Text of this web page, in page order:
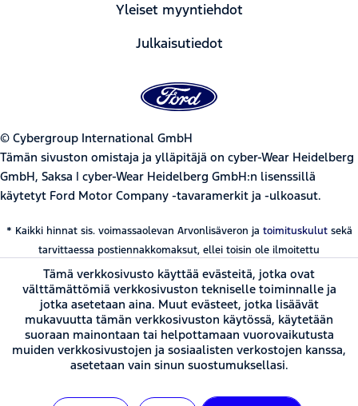
Yleiset myyntiehdot
Julkaisutiedot
© Cybergroup International GmbH
Tämän sivuston omistaja ja ylläpitäjä on cyber-Wear Heidelberg
GmbH, Saksa | cyber-Wear Heidelberg GmbH:n lisenssillä
käytetyt Ford Motor Company -tavaramerkit ja -ulkoasut.
* Kaikki hinnat sis. voimassaolevan Arvonlisäveron ja toimituskulutsekä
tarvittaessa postiennakkomaksut, ellei toisin ole ilmoitettu
Tämä verkkosivusto käyttää evästeitä, jotka ovat
välttämättömiä verkkosivuston tekniselle toiminnalle ja
jotka asetetaan aina. Muut evästeet, jotka lisäävät
mukavuutta tämän verkkosivuston käytössä, käytetään
suoraan mainontaan tai helpottamaan vuorovaikutusta
muiden verkkosivustojen ja sosiaalisten verkostojen kanssa,
asetetaan vain sinun suostumuksellasi.